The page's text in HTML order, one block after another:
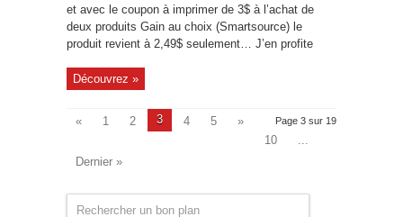
et avec le coupon à imprimer de 3$ à l’achat de
deux produits Gain au choix (Smartsource) le
produit revient à 2,49$ seulement… J’en profite
Découvrez »
Page 3 sur 19
« 1 2 3 4 5
»
10
...
Dernier »